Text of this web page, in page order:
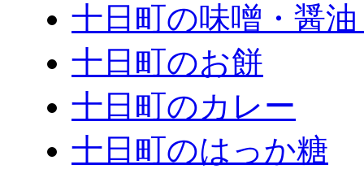
十日町の味噌・醤
十日町のお餅
十日町のカレー
十日町のはっか糖